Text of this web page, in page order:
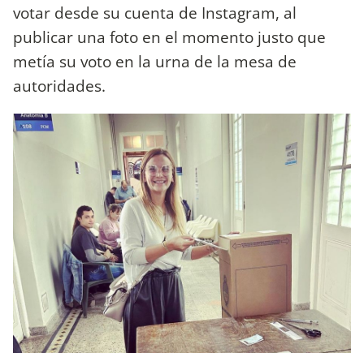
votar desde su cuenta de Instagram, al
publicar una foto en el momento justo que
metía su voto en la urna de la mesa de
autoridades.